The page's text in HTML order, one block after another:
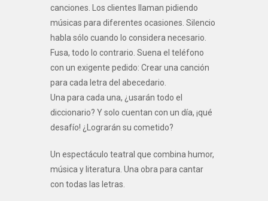
canciones. Los clientes llaman pidiendo
músicas para diferentes ocasiones. Silencio
habla sólo cuando lo considera necesario.
Fusa, todo lo contrario. Suena el teléfono
con un exigente pedido: Crear una canción
para cada letra del abecedario.
Una para cada una, ¿usarán todo el
diccionario? Y solo cuentan con un día, ¡qué
desafío! ¿Lograrán su cometido?
Un espectáculo teatral que combina humor,
música y literatura. Una obra para cantar
con todas las letras.